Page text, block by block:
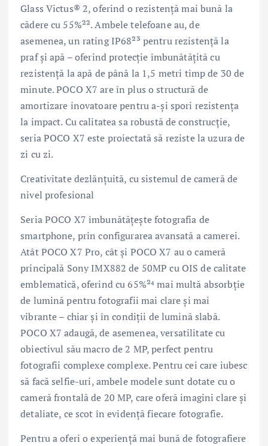
Glass Victus® 2, oferind o rezistență mai bună la
cădere cu 55%²². Ambele telefoane au, de
asemenea, un rating IP68²³ pentru rezistență la
praf și apă – oferind protecție îmbunătățită cu
rezistență la apă de până la 1,5 metri timp de 30 de
minute. POCO X7 are în plus o structură de
amortizare inovatoare pentru a-și spori rezistența
la impact. Cu calitatea sa robustă de construcție,
seria POCO X7 este proiectată să reziste la uzura de
zi cu zi.
Creativitate dezlănțuită, cu sistemul de cameră de
nivel profesional
Seria POCO X7 îmbunătățește fotografia de
smartphone, prin configurarea avansată a camerei.
Atât POCO X7 Pro, cât și POCO X7 au o cameră
principală Sony IMX882 de 50MP cu OIS de calitate
emblematică, oferind cu 65%²⁴ mai multă absorbție
de lumină pentru fotografii mai clare și mai
vibrante – chiar și în condiții de lumină slabă.
POCO X7 adaugă, de asemenea, versatilitate cu
obiectivul său macro de 2 MP, perfect pentru
fotografii complexe complexe. Pentru cei care iubesc
să facă selfie-uri, ambele modele sunt dotate cu o
cameră frontală de 20 MP, care oferă imagini clare și
detaliate, ce scot în evidență fiecare fotografie.
Pentru a oferi o experiență mai bună de fotografiere